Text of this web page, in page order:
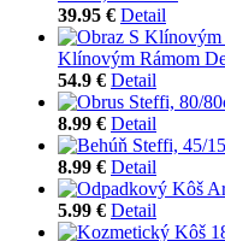
39.95 € Detail
Klínovým Rámom
54.9 € Detail
8.99 € Detail
8.99 € Detail
5.99 € Detail